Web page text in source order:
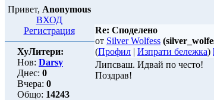
Привет, Anonymous
ВХОД
Регистрация
ХуЛитери:
Нов: Darsy
Днес: 0
Вчера: 0
Общо: 14243
Re: Споделено
от Silver Wolfess
(Профил | Изпрати бележка)
Липсваш. Идвай по често!
Поздрав!